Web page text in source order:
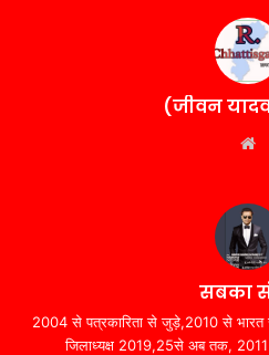
(जीवन
सबका
2004 से पत्रकारिता से जुड़े,2010 से
जिलाध्यक्ष 2019,25से अब तक,